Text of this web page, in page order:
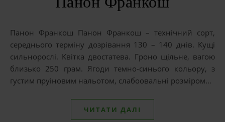
Панон Франкош Панон Франкош – технічний сорт,
середнього терміну дозрівання 130 – 140 днів. Кущі
сильнорослі. Квітка двостатева. Гроно щільне, вагою
близько 250 грам. Ягоди темно-синього кольору, з
густим пруіновим нальотом, слабоовальні розміром…
ЧИТАТИ ДАЛІ